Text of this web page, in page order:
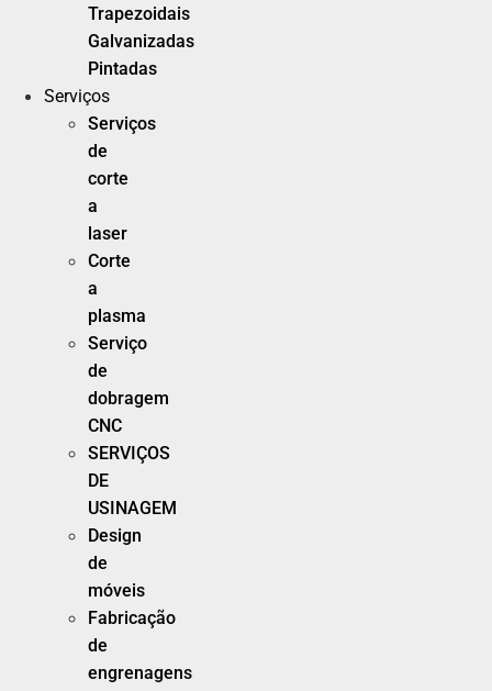
Trapezoidais
Galvanizadas
Pintadas
Serviços
Serviços
de
corte
a
laser
Corte
a
plasma
Serviço
de
dobragem
CNC
SERVIÇOS
DE
USINAGEM
Design
de
móveis
Fabricação
de
engrenagens